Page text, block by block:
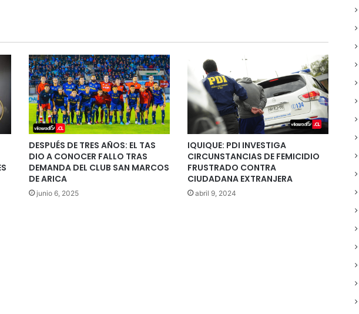
DESPUÉS DE TRES AÑOS: EL TAS
DIO A CONOCER FALLO TRAS
DEMANDA DEL CLUB SAN MARCOS
DE ARICA
junio 6, 2025
IQUIQUE: PDI INVESTIGA
CIRCUNSTANCIAS DE FEMICIDIO
FRUSTRADO CONTRA
CIUDADANA EXTRANJERA
abril 9, 2024